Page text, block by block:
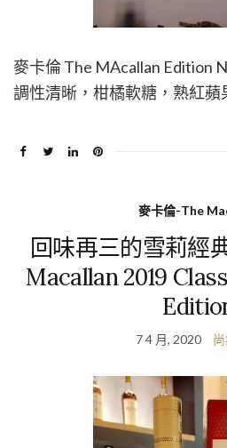
麥卡倫 The MAcallan Edition
調性清晰，柑橘軟糖，熟紅蘋
麥卡倫-The
回味再三的雪莉經
Macallan 2019
7 4 月, 2020